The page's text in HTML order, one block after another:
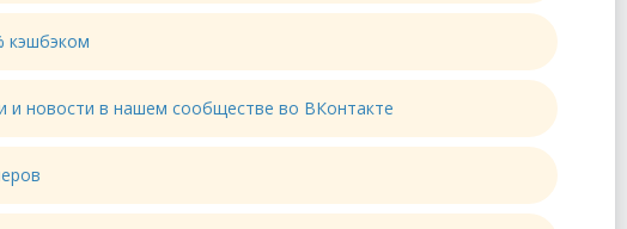
кэшбэком
и новости в нашем сообществе во ВКонтакте